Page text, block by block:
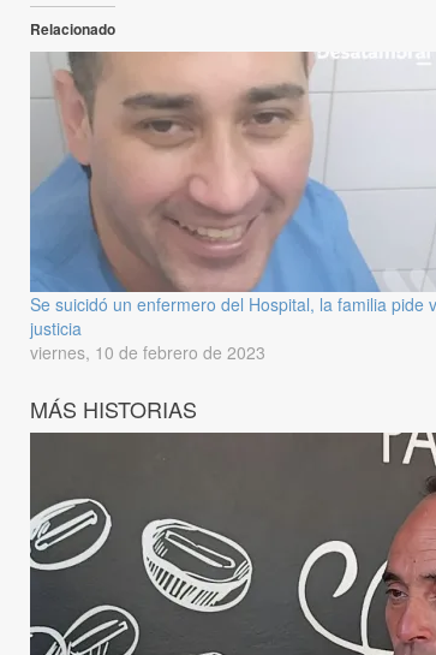
Relacionado
Se suicidó un enfermero del Hospital, la familia pide
justicia
viernes, 10 de febrero de 2023
MÁS HISTORIAS